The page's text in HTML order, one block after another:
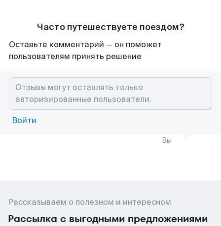
Часто путешествуете поездом?
Оставьте комментарий — он поможет
пользователям принять решение
Войти
Вы
Рассказываем о полезном и интересном
Рассылка с выгодными предложениями